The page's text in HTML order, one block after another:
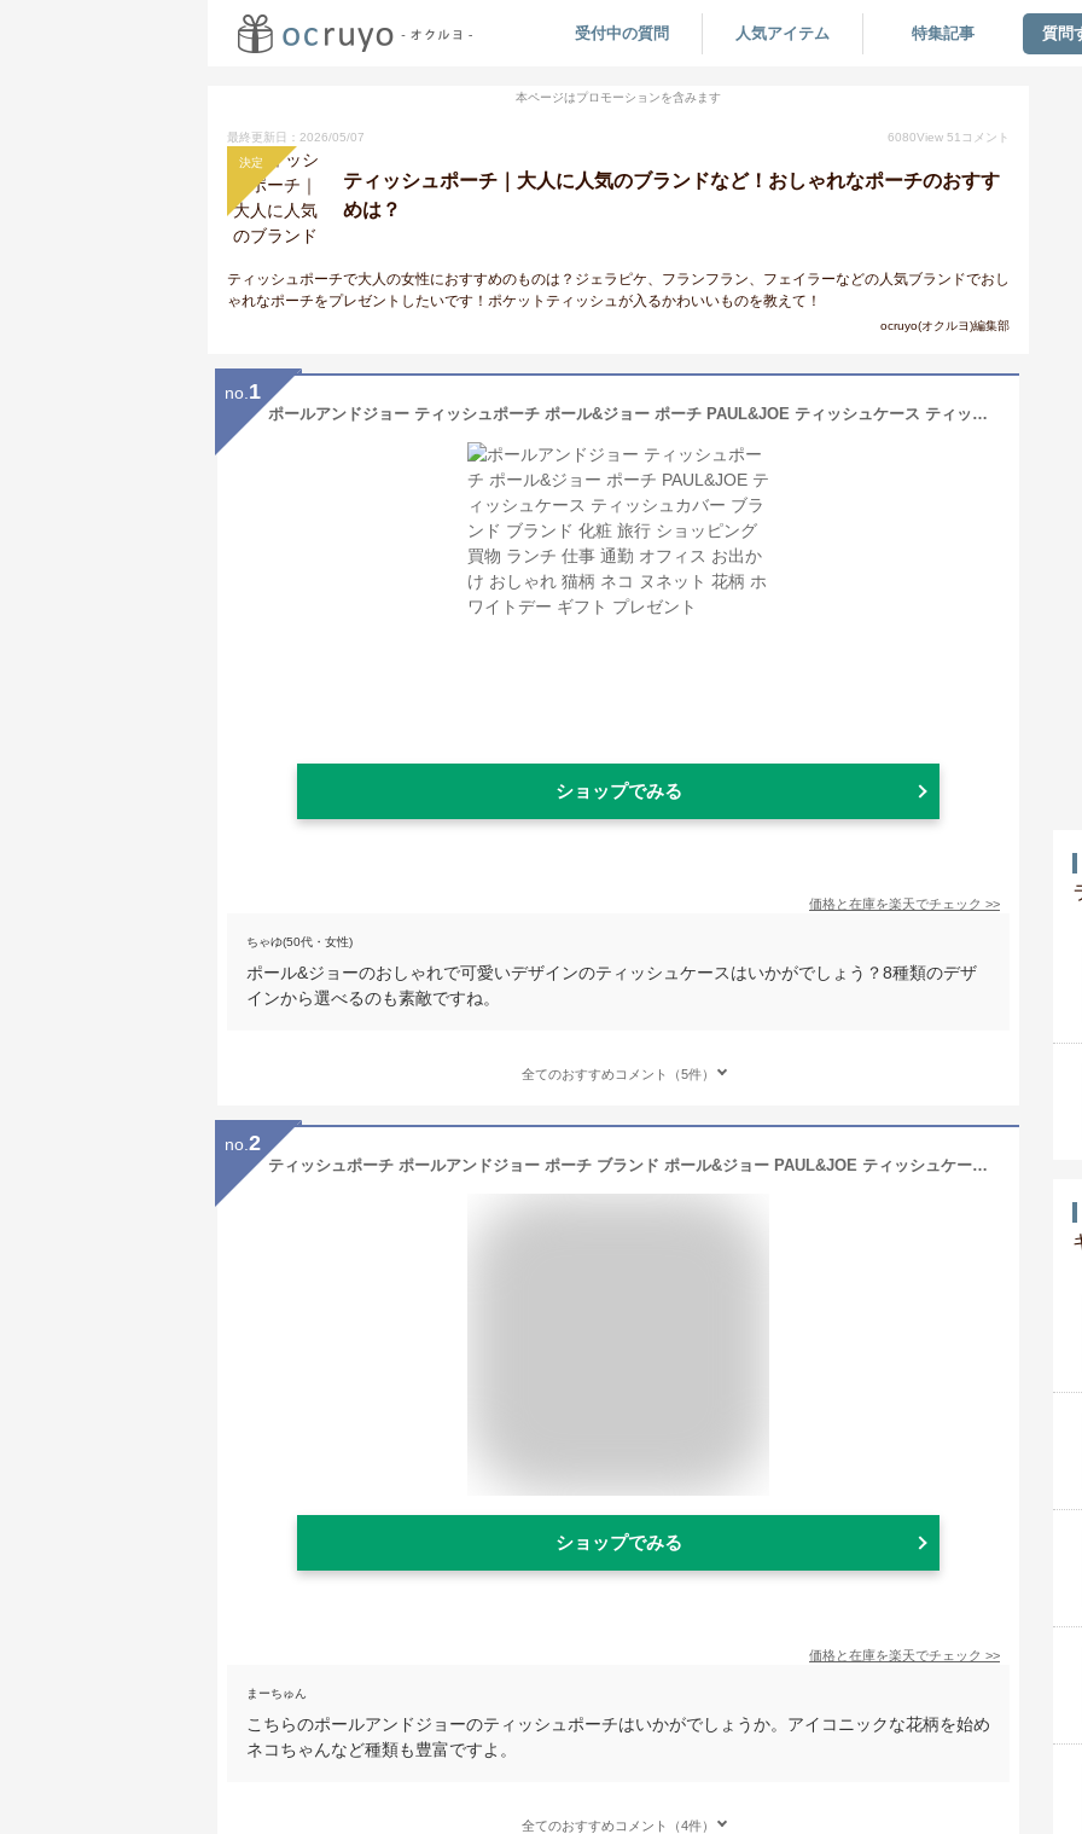
受付中の質問 人気アイテム 特集記事 質問
本ページはプロモーションを含みます
最終更新日：2026/05/07 6080View 51 コメント
決定
ティッシュポーチ｜大人に人気のブランドなど！おしゃれなポーチのおすす
めは？
ティッシュポーチで大人の女性におすすめのものは？ジェラピケ、フランフラン、フェイラーなどの人気ブランドでおし
ゃれなポーチをプレゼントしたいです！ポケットティッシュが入るかわいいものを教えて！
ocruyo(オクルヨ)編集部
no. 1
ポールアンドジョー ティッシュポーチ ポール&ジョー ポーチ PAUL&JOE ティッシュケース ティッシュカバー ブランド ブランド 化粧 旅行 ショッピング 買物 ランチ 仕事 通勤 オフィス お出かけ おしゃれ 猫柄 ネコ ヌネット 花柄 ホワイトデー ギフト プレゼント
ショップでみる
価格と在庫を楽天でチェック >>
ちゃゆ(50代・女性)
ポール&ジョーのおしゃれで可愛いデザインのティッシュケースはいかがでしょう？8種類のデザ
インから選べるのも素敵ですね。
全てのおすすめコメント（5件）
no. 2
ティッシュポーチ ポールアンドジョー ポーチ ブランド ポール&ジョー PAUL&JOE ティッシュケース ティッシュカバー サニタリーポーチ ポケットティッシュ コスメポーチ 小物入れ メイク ミニ レディース おしゃれ 猫柄 ネコ 花柄 フラワー ホワイトデー ギフト プレゼント
ショップでみる
価格と在庫を楽天でチェック >>
まーちゅん
こちらのポールアンドジョーのティッシュポーチはいかがでしょうか。アイコニックな花柄を始め
ネコちゃんなど種類も豊富ですよ。
全てのおすすめコメント（4件）